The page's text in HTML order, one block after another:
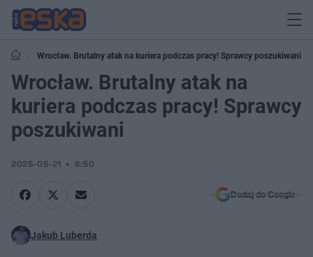
Wrocław. Brutalny atak na kuriera podczas pracy! Sprawcy poszukiwani
Wrocław. Brutalny atak na
kuriera podczas pracy! Sprawcy
poszukiwani
2025-05-21 8:50
Dodaj do Google
Jakub Luberda